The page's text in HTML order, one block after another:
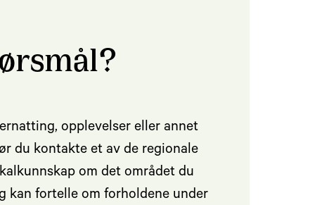
opplevelser eller annet
du kontakte et av de regionale
om det området du
kan fortelle om forholdene under